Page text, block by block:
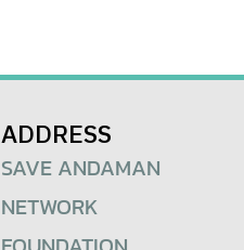
ADDRESS
SAVE ANDAMAN
NETWORK